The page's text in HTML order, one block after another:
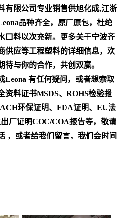
有限公司专业销售供旭化成,江浙
品种齐全，原厂原包，杜绝
口料以次充新。更多关于宁波齐
供应等工程塑料的详细信息，欢
待与你的合作，共创双赢。
Leona 有任何疑问，或者想索取
资料证书MSDS、ROHS检验报
环保证明、FDA证明、EU法
厂证明COC/COA报告等，敬请
，或者给我们留言，我们会时间